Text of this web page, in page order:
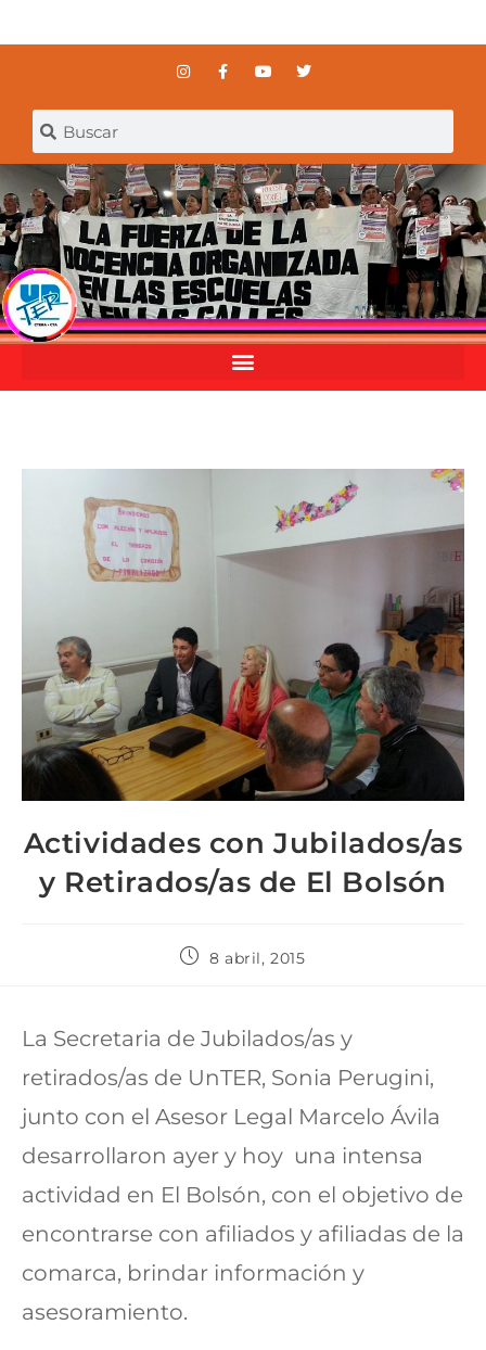
Actividades con Jubilados/as
y Retirados/as de El Bolsón
8 abril, 2015
La Secretaria de Jubilados/as y
retirados/as de UnTER, Sonia Perugini,
junto con el Asesor Legal Marcelo Ávila
desarrollaron ayer y hoy una intensa
actividad en El Bolsón, con el objetivo de
encontrarse con afiliados y afiliadas de la
comarca, brindar información y
asesoramiento.